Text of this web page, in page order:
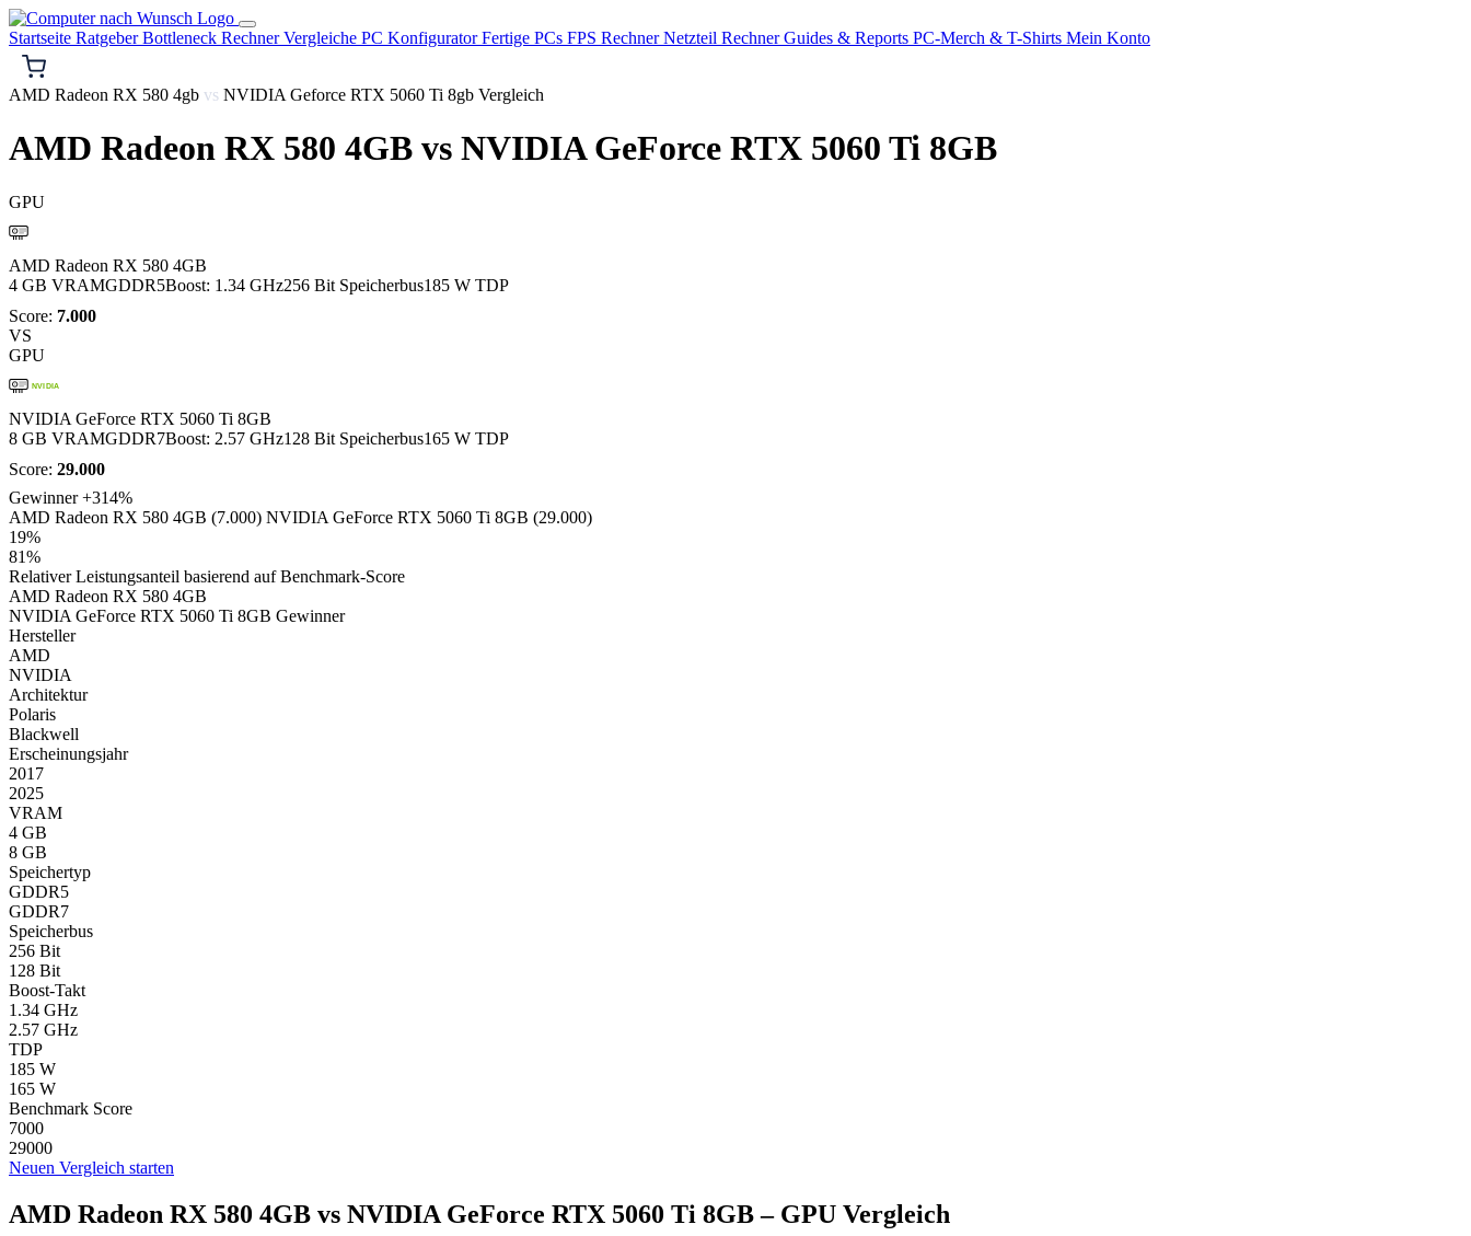
Startseite RatgeberBottleneck RechnerVergleiche PC KonfiguratorFertige PCs FPS RechnerNetzteil RechnerGuides & Reports PC-Merch & T-Shirts Mein Konto
AMD Radeon RX 580 4gb vs NVIDIA Geforce RTX 5060 Ti 8gb Vergleich
AMD Radeon RX 580 4GB vs NVIDIA GeForce RTX 5060 Ti 8GB
GPU
AMD Radeon RX 580 4GB
4 GB VRAMGDDR5Boost: 1.34 GHz256 Bit Speicherbus185 W TDP
Score: 7.000
VS
GPU
NVIDIA
NVIDIA GeForce RTX 5060 Ti 8GB
8 GB VRAMGDDR7Boost: 2.57 GHz128 Bit Speicherbus165 W TDP
Score: 29.000
Gewinner+314%
AMD Radeon RX 580 4GB (7.000) NVIDIA GeForce RTX 5060 Ti 8GB (29.000)
19%
81%
Relativer Leistungsanteil basierend auf Benchmark-Score
AMD Radeon RX 580 4GB
NVIDIA GeForce RTX 5060 Ti 8GB Gewinner
Hersteller
AMD
NVIDIA
Architektur
Polaris
Blackwell
Erscheinungsjahr
2017
2025
VRAM
4 GB
8 GB
Speichertyp
GDDR5
GDDR7
Speicherbus
256 Bit
128 Bit
Boost-Takt
1.34 GHz
2.57 GHz
TDP
185 W
165 W
Benchmark Score
7000
29000
Neuen Vergleich starten
AMD Radeon RX 580 4GB vs NVIDIA GeForce RTX 5060 Ti 8GB – GPU Vergleich